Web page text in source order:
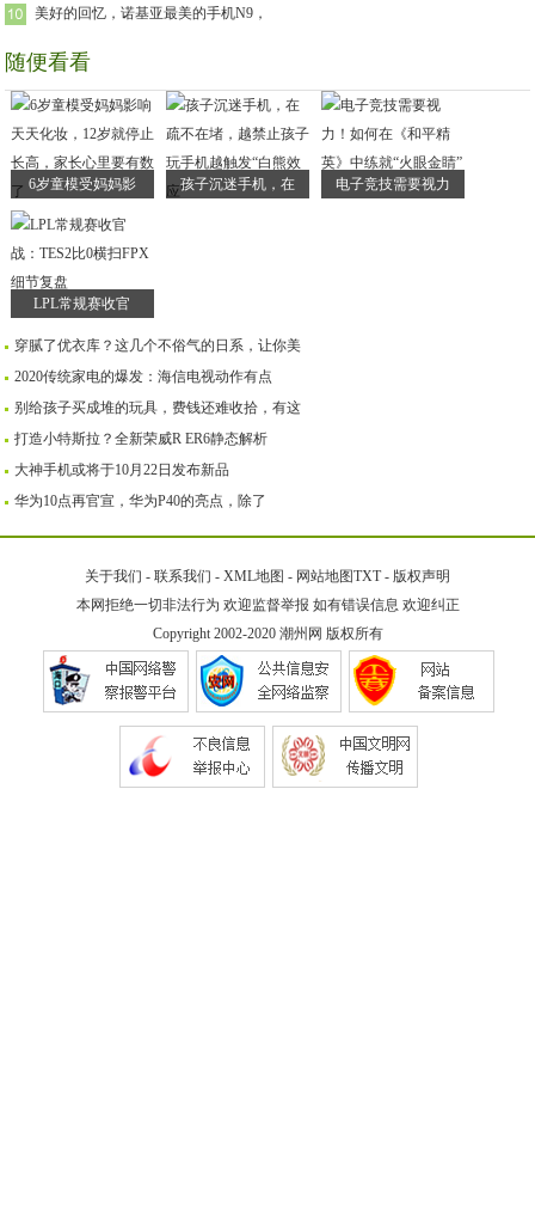
美好的回忆，诺基亚最美的手机N9，
随便看看
6岁童模受妈妈影 孩子沉迷手机，在 电子竞技需要视力
LPL常规赛收官
穿腻了优衣库？这几个不俗气的日系，让你美
2020传统家电的爆发：海信电视动作有点
别给孩子买成堆的玩具，费钱还难收拾，有这
打造小特斯拉？全新荣威R ER6静态解析
大神手机或将于10月22日发布新品
华为10点再官宣，华为P40的亮点，除了
关于我们 - 联系我们 - XML地图 - 网站地图TXT- 版权声明
本网拒绝一切非法行为 欢迎监督举报 如有错误信息 欢迎纠正
Copyright 2002-2020 潮州网 版权所有